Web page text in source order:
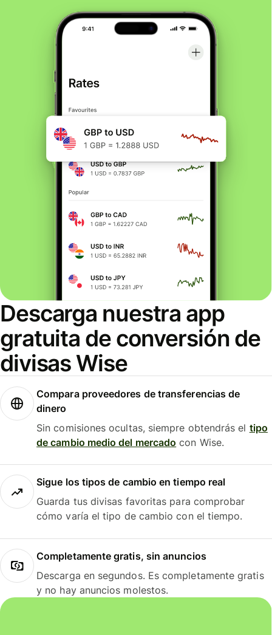
Descarga nuestra app
gratuita de conversión de
divisas Wise
Compara proveedores de transferencias de
dinero
Sin comisiones ocultas, siempre obtendrás el tipo
de cambio medio del mercado con Wise.
Sigue los tipos de cambio en tiempo real
Guarda tus divisas favoritas para comprobar
cómo varía el tipo de cambio con el tiempo.
Completamente gratis, sin anuncios
Descarga en segundos. Es completamente gratis
y no hay anuncios molestos.